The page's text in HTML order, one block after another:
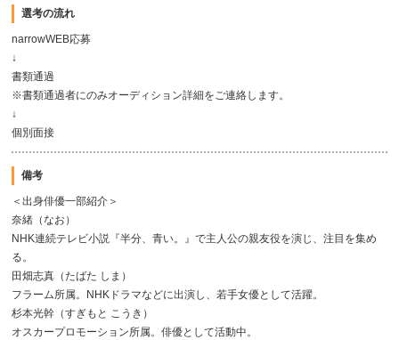
選考の流れ
narrowWEB応募
↓
書類通過
※書類通過者にのみオーディション詳細をご連絡します。
↓
個別面接
備考
＜出身俳優一部紹介＞
奈緒（なお）
NHK連続テレビ小説『半分、青い。』で主人公の親友役を演じ、注目を集め
る。
田畑志真（たばた しま）
フラーム所属。NHKドラマなどに出演し、若手女優として活躍。
杉本光幹（すぎもと こうき）
オスカープロモーション所属。俳優として活動中。